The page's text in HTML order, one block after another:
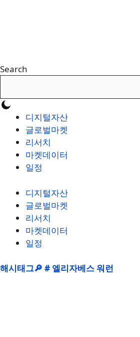
Search
디지털자산
글로벌마켓
리서치
마켓데이터
일정
디지털자산
글로벌마켓
리서치
마켓데이터
일정
해시태그🔎 # 엘리자베스 워런